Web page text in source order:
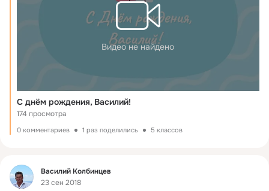
Видео не найдено
С днём рождения, Василий!
174 просмотра
0 комментариев 1 раз поделились 5 классов
Фид
Василий Колбинцев
23 сен 2018